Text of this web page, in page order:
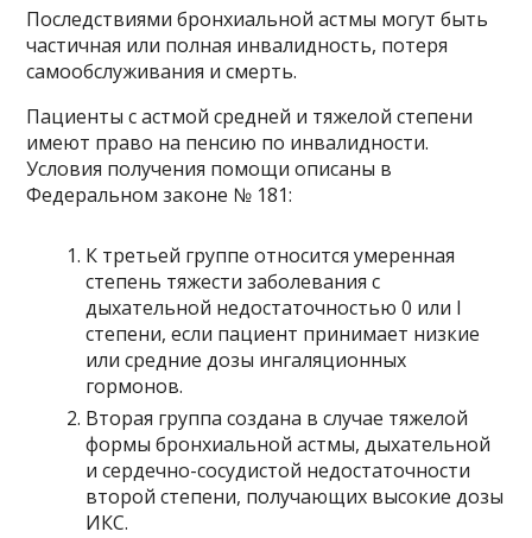
Последствиями бронхиальной астмы могут быть
частичная или полная инвалидность, потеря
самообслуживания и смерть.
Пациенты с астмой средней и тяжелой степени
имеют право на пенсию по инвалидности.
Условия получения помощи описаны в
Федеральном законе № 181:
К третьей группе относится умеренная
степень тяжести заболевания с
дыхательной недостаточностью 0 или I
степени, если пациент принимает низкие
или средние дозы ингаляционных
гормонов.
Вторая группа создана в случае тяжелой
формы бронхиальной астмы, дыхательной
и сердечно-сосудистой недостаточности
второй степени, получающих высокие дозы
ИКС.